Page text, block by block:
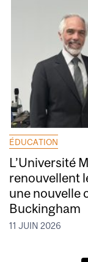
ÉDUCATION
L’Université
renouvellent
une nouvelle
Buckingham
11 JUIN 2026